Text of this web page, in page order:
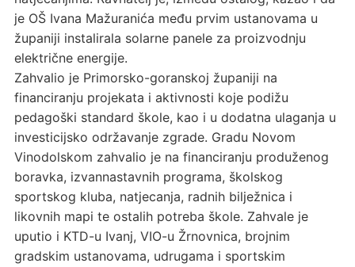
je OŠ Ivana Mažuranića među prvim ustanovama u
županiji instalirala solarne panele za proizvodnju
električne energije.
Zahvalio je Primorsko-goranskoj županiji na
financiranju projekata i aktivnosti koje podižu
pedagoški standard škole, kao i u dodatna ulaganja u
investicijsko održavanje zgrade. Gradu Novom
Vinodolskom zahvalio je na financiranju produženog
boravka, izvannastavnih programa, školskog
sportskog kluba, natjecanja, radnih bilježnica i
likovnih mapi te ostalih potreba škole. Zahvale je
uputio i KTD-u Ivanj, VIO-u Žrnovnica, brojnim
gradskim ustanovama, udrugama i sportskim